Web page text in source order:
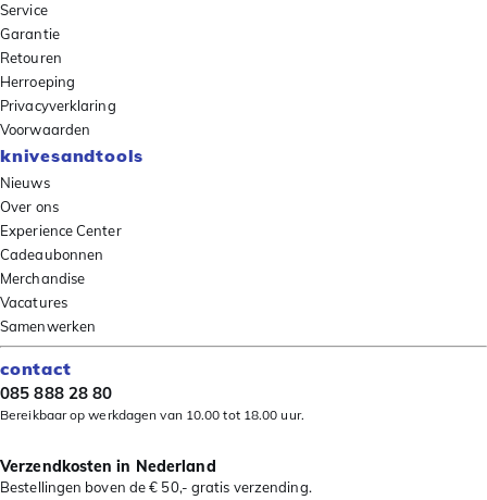
Service
Garantie
Retouren
Herroeping
Privacyverklaring
Voorwaarden
knivesandtools
Nieuws
Over ons
Experience Center
Cadeaubonnen
Merchandise
Vacatures
Samenwerken
contact
085 888 28 80
Bereikbaar op werkdagen van 10.00 tot 18.00 uur.
Verzendkosten in Nederland
Bestellingen boven de € 50,- gratis verzending.